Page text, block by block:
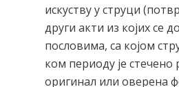
искуству у струци
други акти из којих се
пословима, са којом
ком периоду је стечено
оригинал или оверена